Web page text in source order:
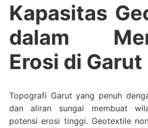
Kapasitas
dalam
Erosi di Garut
Topografi Garut yang penuh
dan aliran sungai membuat
potensi erosi tinggi. Geotextile